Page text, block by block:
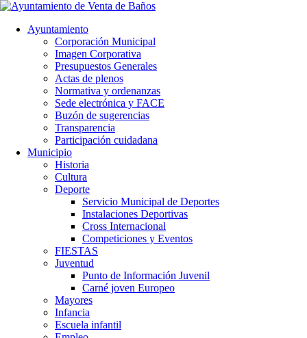
Ayuntamiento
Corporación Municipal
Imagen Corporativa
Presupuestos Generales
Actas de plenos
Normativa y ordenanzas
Sede electrónica y FACE
Buzón de sugerencias
Transparencia
Participación cuidadana
Municipio
Historia
Cultura
Deporte
Servicio Municipal de Deportes
Instalaciones Deportivas
Cross Internacional
Competiciones y Eventos
FIESTAS
Juventud
Punto de Información Juvenil
Carné joven Europeo
Mayores
Infancia
Escuela infantil